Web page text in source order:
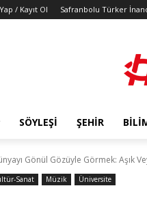
/ Kayıt Ol Safranbolu Türker
SÖYLEŞI ŞEHIR
Gönül Gözüyle Görmek: Aşık
Sanat Müzik Üniversite